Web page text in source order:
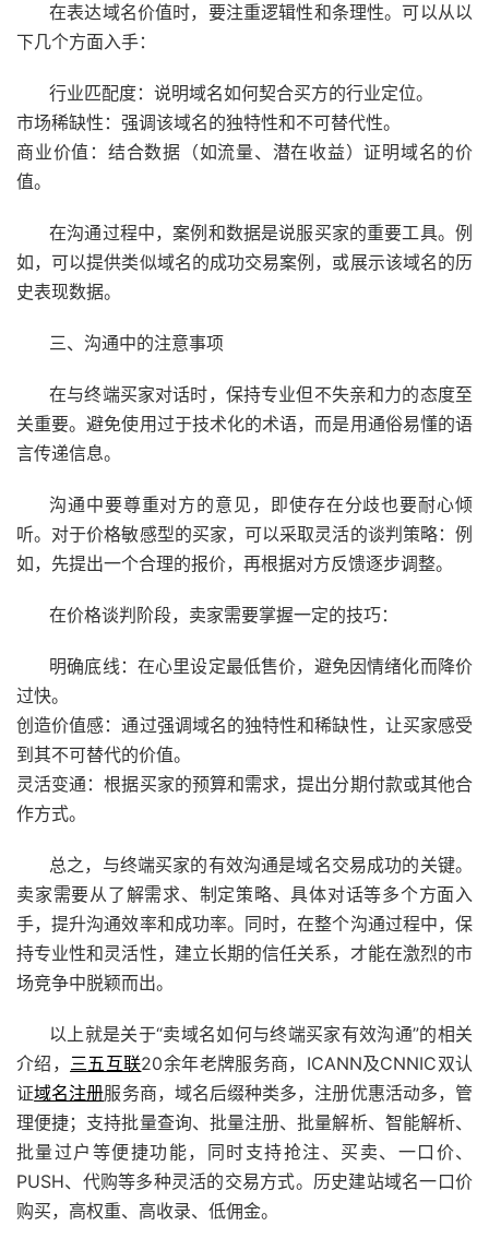
在表达域名价值时，要注重逻辑性和条理性。可以从以
下几个方面入手：
行业匹配度：说明域名如何契合买方的行业定位。
市场稀缺性：强调该域名的独特性和不可替代性。
商业价值：结合数据（如流量、潜在收益）证明域名的价
值。
在沟通过程中，案例和数据是说服买家的重要工具。例
如，可以提供类似域名的成功交易案例，或展示该域名的历
史表现数据。
三、沟通中的注意事项
在与终端买家对话时，保持专业但不失亲和力的态度至
关重要。避免使用过于技术化的术语，而是用通俗易懂的语
言传递信息。
沟通中要尊重对方的意见，即使存在分歧也要耐心倾
听。对于价格敏感型的买家，可以采取灵活的谈判策略：例
如，先提出一个合理的报价，再根据对方反馈逐步调整。
在价格谈判阶段，卖家需要掌握一定的技巧：
明确底线：在心里设定最低售价，避免因情绪化而降价
过快。
创造价值感：通过强调域名的独特性和稀缺性，让买家感受
到其不可替代的价值。
灵活变通：根据买家的预算和需求，提出分期付款或其他合
作方式。
总之，与终端买家的有效沟通是域名交易成功的关键。
卖家需要从了解需求、制定策略、具体对话等多个方面入
手，提升沟通效率和成功率。同时，在整个沟通过程中，保
持专业性和灵活性，建立长期的信任关系，才能在激烈的市
场竞争中脱颖而出。
以上就是关于“卖域名如何与终端买家有效沟通”的相关
介绍， 三五互联20余年老牌服务商，ICANN及CNNIC双认
证域名注册服务商，域名后缀种类多，注册优惠活动多，管
理便捷；支持批量查询、批量注册、批量解析、智能解析、
批量过户等便捷功能，同时支持抢注、买卖、 一口价、
PUSH、代购等多种灵活的交易方式。历史建站域名一口价
购买，高权重、高收录、低佣金。